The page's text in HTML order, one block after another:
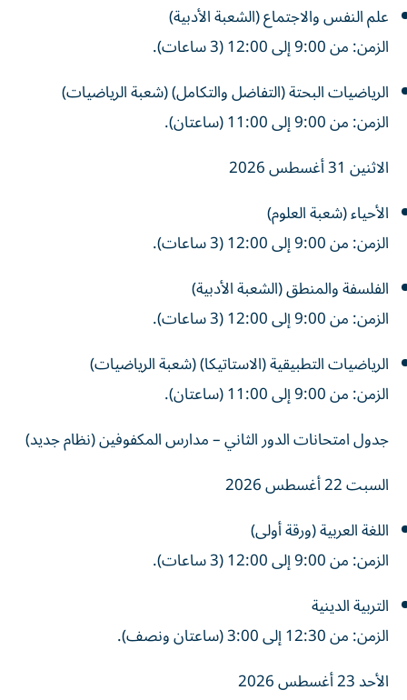
علم النفس والاجتماع (الشعبة الأدبية)
الزمن: من 9:00 إلى 12:00 (3 ساعات).
الرياضيات البحتة (التفاضل والتكامل) (شعبة الرياضيات)
الزمن: من 9:00 إلى 11:00 (ساعتان).
الاثنين 31 أغسطس 2026
الأحياء (شعبة العلوم)
الزمن: من 9:00 إلى 12:00 (3 ساعات).
الفلسفة والمنطق (الشعبة الأدبية)
الزمن: من 9:00 إلى 12:00 (3 ساعات).
الرياضيات التطبيقية (الاستاتيكا) (شعبة الرياضيات)
الزمن: من 9:00 إلى 11:00 (ساعتان).
جدول امتحانات الدور الثاني – مدارس المكفوفين (نظام جديد)
السبت 22 أغسطس 2026
اللغة العربية (ورقة أولى)
الزمن: من 9:00 إلى 12:00 (3 ساعات).
التربية الدينية
الزمن: من 12:30 إلى 3:00 (ساعتان ونصف).
الأحد 23 أغسطس 2026